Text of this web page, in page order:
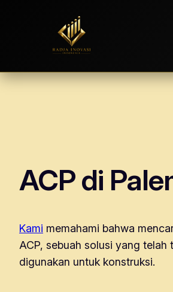
Skip
ACP di
Kami memahami bahwa
ACP, sebuah solusi yang
digunakan untuk konstruksi.